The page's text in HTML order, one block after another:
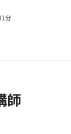
分
師